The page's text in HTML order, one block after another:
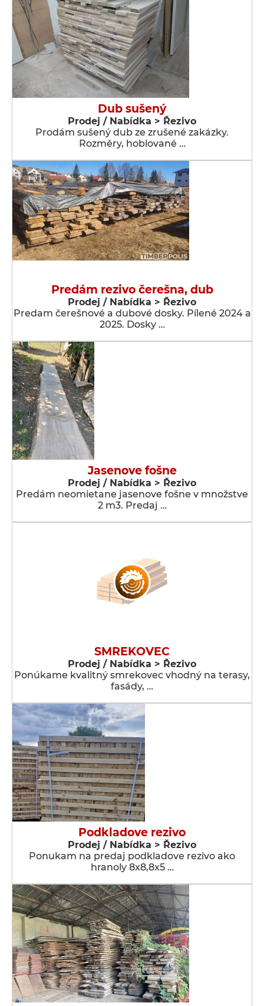
Dub sušený
Prodej / Nabídka > Řezivo
Prodám sušený dub ze zrušené zakázky.
Rozměry, hoblované …
Predám rezivo čerešna, dub
Prodej / Nabídka > Řezivo
Predam čerešnové a dubové dosky. Pílené 2024 a
2025. Dosky …
Jasenove fošne
Prodej / Nabídka > Řezivo
Predám neomietane jasenove fošne v množstve
2 m3. Predaj …
SMREKOVEC
Prodej / Nabídka > Řezivo
Ponúkame kvalitný smrekovec vhodný na terasy,
fasády, …
Podkladove rezivo
Prodej / Nabídka > Řezivo
Ponukam na predaj podkladove rezivo ako
hranoly 8x8,8x5 …